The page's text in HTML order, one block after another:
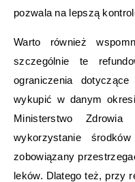
pozwala na lepszą
Warto również
szczególnie te
ograniczenia
wykupić w danym
Ministerstwo
wykorzystanie
zobowiązany
leków. Dlatego też, przy